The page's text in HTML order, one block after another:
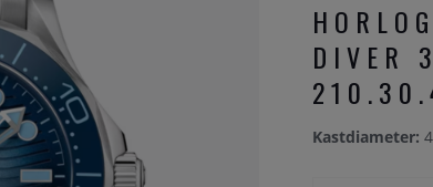
DIVER
Kastdiameter: